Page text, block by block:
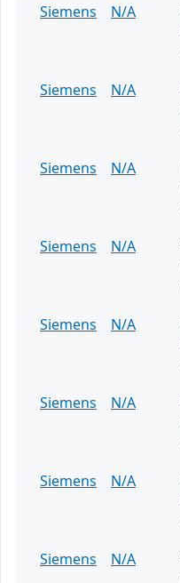
Siemens
N/A
Siemens
N/A
Siemens
N/A
Siemens
N/A
Siemens
N/A
Siemens
N/A
Siemens
N/A
Siemens
N/A